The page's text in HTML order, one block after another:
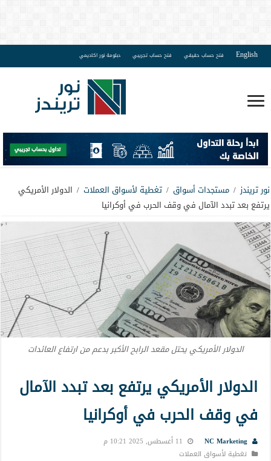
English فتح حساب حقيقي فتح حساب تجريبي دبلومة نور اكاديمي
نور تريندز / مستجدات أسواق / تغطية لأسواق العملات / الدولار الأمريكي
يرتفع بعد تبدد الآمال في وقف الحرب في أوكرانيا
الدولار الأمريكي يحتل مقعد الرابح الأكبر بدعم من ارتفاع العائدات
الدولار الأمريكي يرتفع بعد تبدد الآمال
في وقف الحرب في أوكرانيا
NC Marketing
11 أغسطس, 2025 10:21 م
تغطية لأسواق العملات